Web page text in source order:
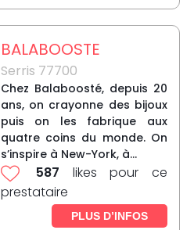
BALABOOSTE
Serris 77700
Chez Balaboosté, depuis 20
ans, on crayonne des bijoux
puis on les fabrique aux
quatre coins du monde. On
s’inspire à New-York, à...
587 likes pour ce
prestataire
PLUS D’INFOS